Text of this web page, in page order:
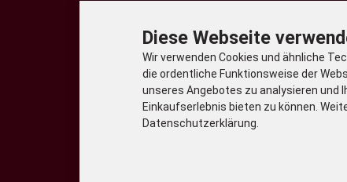
Diese Webseite
Wir verwenden Cookies und ähnliche
die ordentliche Funktionsweise der
unseres Angebotes zu analysieren und
Einkaufserlebnis bieten zu können.
Datenschutzerklärung.